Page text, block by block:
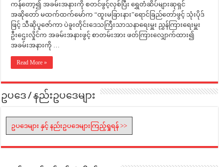
ကန်တော့၍ အခမ်းအနားကို စတင်ဖွင့်လှစ်ပြီး ရွှေတံဆိပ်များဆုရှင်
အဆိုတော် မထက်ထက်မော်က “ထူးမခြားနား”ရောင်ခြည်တော်ဖွင့် သုံးပိုဒ်
ဖြင့် သီဆိုပူဇော်ကာ ပဲခူးတိုင်းဒေသကြီးသာသနာရေးမှူး ညွှန်ကြားရေးမှူး
ဦးဌေးလှိုင်က အခမ်းအနားဖွင့် စာတမ်းအား ဖတ်ကြားလျှောက်ထား၍
အခမ်းအနားကို …
Read More »
ဥပဒေ / နည်းဥပဒေများ
ဥပဒေများ နှင့် နည်းဥပဒေများကြည့်ရှုရန် >>